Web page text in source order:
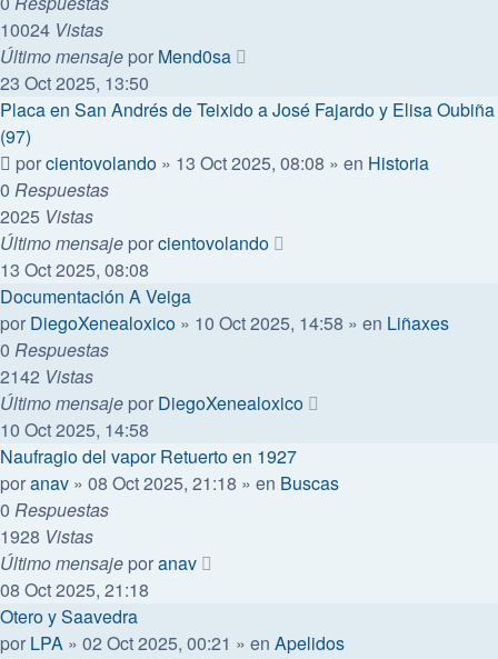
10024 Vistas
Último mensaje por Mend0sa
23 Oct 2025, 13:50
Placa en San Andrés de Teixido a José Fajardo y Elisa Oubiña
(97)
porcientovolando » 13 Oct 2025, 08:08 » en Historia
0 Respuestas
2025 Vistas
Último mensaje porcientovolando
13 Oct 2025, 08:08
Documentación A Veiga
por DiegoXenealoxico » 10 Oct 2025, 14:58 » en Liñaxes
0 Respuestas
2142 Vistas
Último mensaje por DiegoXenealoxico
10 Oct 2025, 14:58
Naufragio del vapor Retuerto en 1927
poranav » 08 Oct 2025, 21:18 » en Buscas
0 Respuestas
1928 Vistas
Último mensaje poranav
08 Oct 2025, 21:18
Otero y Saavedra
por LPA » 02 Oct 2025, 00:21 » en Apelidos